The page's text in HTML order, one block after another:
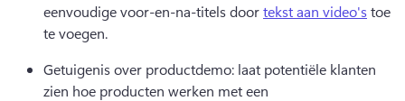
eenvoudige voor-en-na-titels door tekst aan video's toe
te voegen.
Getuigenis over productdemo: laat potentiële klanten
zien hoe producten werken met een